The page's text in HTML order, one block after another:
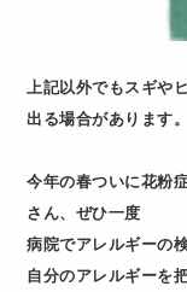
上記以外でもスギや
出る場合があります。
今年の春ついに花粉
さん、 ぜひ一度
病院でアレルギーの
自分のアレルギーを